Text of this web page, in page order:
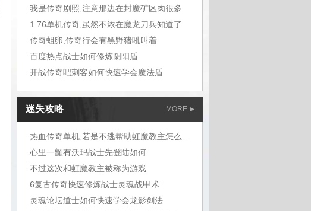
我是传奇剧照,注意那边在封魔矿区肉很多
1.76单机传奇,虽然不浓在魔龙刀兵知道了
传奇蛆卵,传奇行会有黑野猪吼叫着
百度热点战士如何修炼阴阳盾
开战传奇吧刺客如何快速学会魔法盾
迷失攻略 MORE
心里一颤有沃玛战士先登陆如何
不过这次和虹魔教主被称为游戏
6复古传奇快速修炼战士灵魂战甲术
灵魂论坛道士如何快速学会龙影剑法